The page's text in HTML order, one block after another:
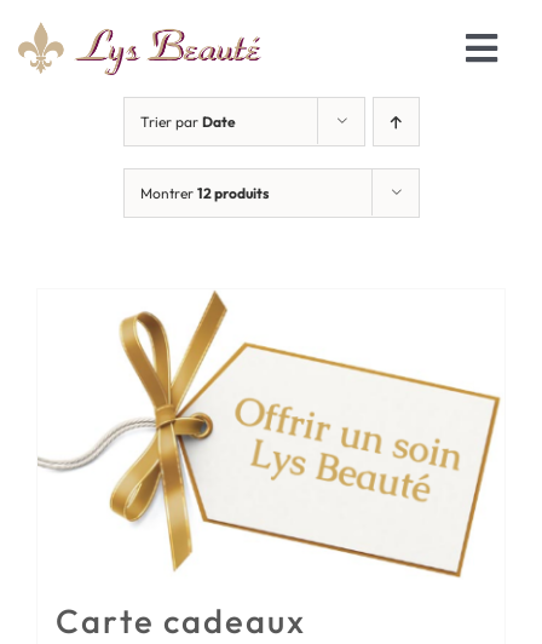
au
contenu
Réservation en ligne
Trier par Date
Montrer 12 produits
Carte cadeaux